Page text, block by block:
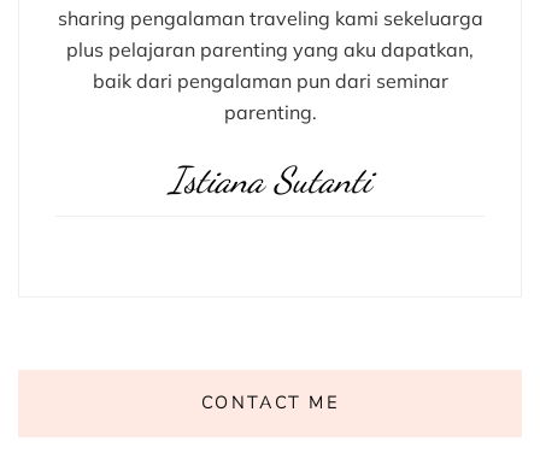
sharing pengalaman traveling kami sekeluarga
plus pelajaran parenting yang aku dapatkan,
baik dari pengalaman pun dari seminar
parenting.
Istiana Sutanti
CONTACT ME